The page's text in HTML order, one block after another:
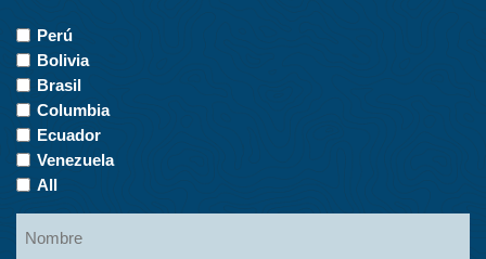
Countries
of
Interest
Perú
Bolivia
Brasil
Columbia
Ecuador
Venezuela
All